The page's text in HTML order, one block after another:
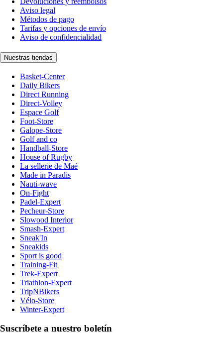
Aviso legal
Métodos de pago
Tarifas y opciones de envío
Aviso de confidencialidad
Nuestras tiendas
Basket-Center
Daily Bikers
Direct Running
Direct-Volley
Espace Golf
Foot-Store
Galope-Store
Golf and co
Handball-Store
House of Rugby
La sellerie de Maé
Made in Paradis
Nauti-wave
On-Fight
Padel-Expert
Pecheur-Store
Slowood Interior
Smash-Expert
Sneak'In
Sneakids
Sport is good
Training-Fit
Trek-Expert
Triathlon-Expert
TripNBikers
Vélo-Store
Winter-Expert
Suscríbete a nuestro boletín